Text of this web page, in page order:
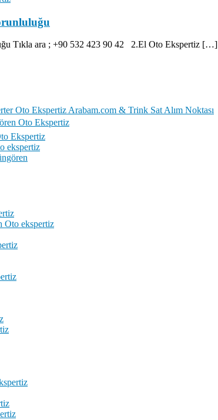
Tıkla ara ; +90 532 423 90 42 2.El Oto Ekspertiz […]
Oto Ekspertiz Arabam.com & Trink Sat Alım Noktası
Oto Ekspertiz
Ekspertiz
ekspertiz
Oto ekspertiz